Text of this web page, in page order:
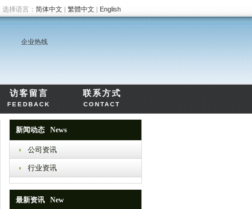
选择语言： 简体中文| 繁體中文| English
企业热线
访客留言
FEEDBACK
联系方式
CONTACT
新闻动态 News
公司资讯
行业资讯
最新资讯 New